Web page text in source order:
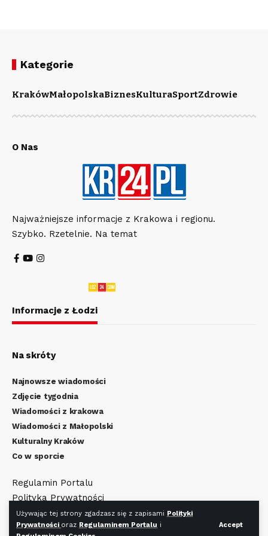
Używając tej strony zgadzasz się z zapisami Polityki
Prywatności oraz Regulaminem Portalu i
Accept
Kategorie
KrakówMałopolskaBiznesKulturaSportZdrowie
O Nas
Najważniejsze informacje z Krakowa i regionu.
Szybko. Rzetelnie. Na temat
Informacje z Łodzi
Na skróty
Najnowsze wiadomości
Zdjęcie tygodnia
Wiadomości z krakowa
Wiadomości z Małopolski
Kulturalny Kraków
Co w sporcie
Regulamin Portalu
Polityka Prywatności
Regulamin Cookies